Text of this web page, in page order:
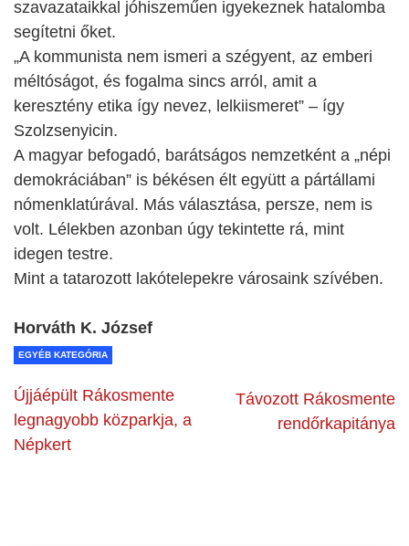
szavazataikkal jóhiszeműen igyekeznek hatalomba
segítetni őket.
„A kommunista nem ismeri a szégyent, az emberi
méltóságot, és fogalma sincs arról, amit a
keresztény etika így nevez, lelkiismeret” – így
Szolzsenyicin.
A magyar befogadó, barátságos nemzetként a „népi
demokráciában” is békésen élt együtt a pártállami
nómenklatúrával. Más választása, persze, nem is
volt. Lélekben azonban úgy tekintette rá, mint
idegen testre.
Mint a tatarozott lakótelepekre városaink szívében.
Horváth K. József
EGYÉB KATEGÓRIA
Újjáépült Rákosmente
legnagyobb közparkja, a
Népkert
Távozott Rákosmente
rendőrkapitánya